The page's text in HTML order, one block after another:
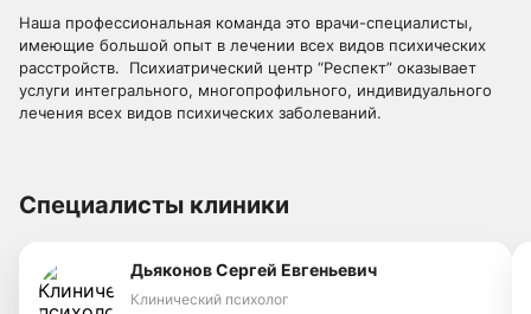
Наша профессиональная команда это врачи-специалисты,
имеющие большой опыт в лечении всех видов психических
расстройств. Психиатрический центр “Респект” оказывает
услуги интегрального, многопрофильного, индивидуального
лечения всех видов психических заболеваний.
Специалисты клиники
Дьяконов Сергей Евгеньевич
Клинический психолог